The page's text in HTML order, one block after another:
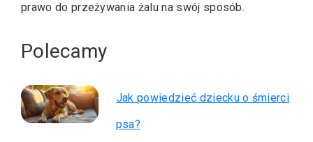
prawo do przeżywania żalu na swój sposób.
Polecamy
Jak powiedzieć dziecku o śmierci
psa?